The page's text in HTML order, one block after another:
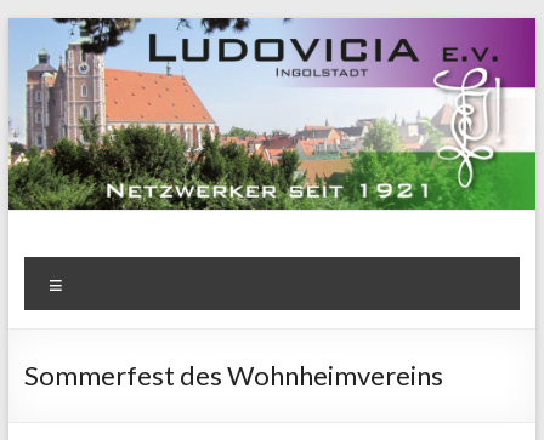
Inhalt
springen
Sommerfest des Wohnheimvereins